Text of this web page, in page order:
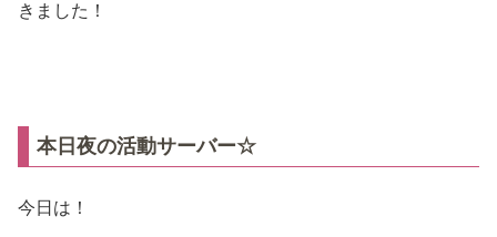
きました！
本日夜の活動サーバー☆
今日は！